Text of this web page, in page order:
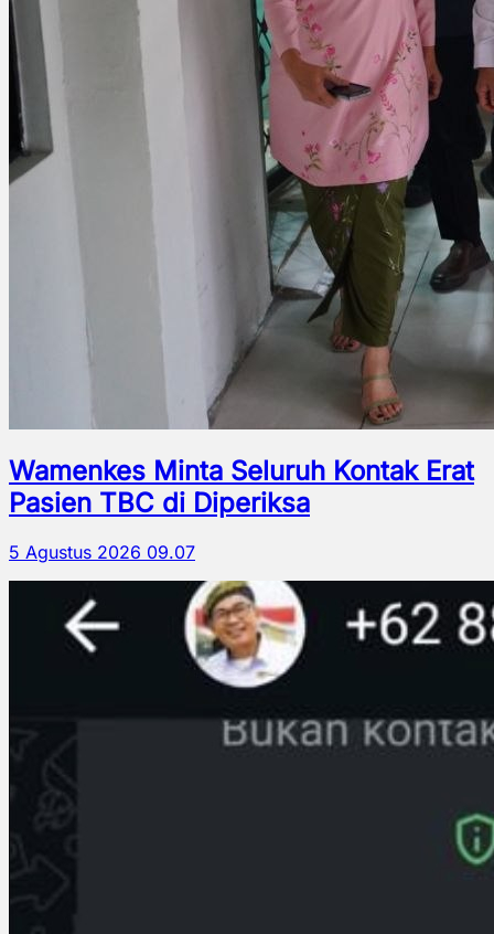
Wamenkes Minta Seluruh Kontak Erat
Pasien TBC di Diperiksa
5 Agustus 2026 09.07